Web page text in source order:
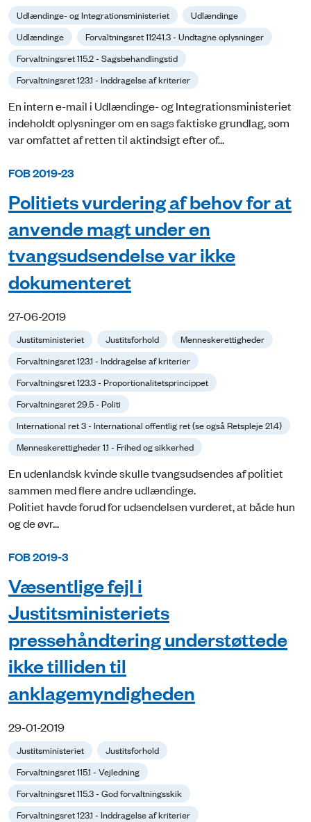
Udlændinge- og Integrationsministeriet
Udlændinge
Udlændinge
Forvaltningsret 11241.3 - Undtagne oplysninger
Forvaltningsret 115.2 - Sagsbehandlingstid
Forvaltningsret 123.1 - Inddragelse af kriterier
En intern e-mail i Udlændinge- og Integrationsministeriet
indeholdt oplysninger om en sags faktiske grundlag, som
var omfattet af retten til aktindsigt efter of...
FOB 2019-23
Politiets vurdering af behov for at
anvende magt under en
tvangsudsendelse var ikke
dokumenteret
27-06-2019
Justitsministeriet Justitsforhold
Menneskerettigheder
Forvaltningsret 123.1 - Inddragelse af kriterier
Forvaltningsret 123.3 - Proportionalitetsprincippet
Forvaltningsret 29.5 - Politi
International ret 3 - International offentlig ret (se også Retspleje 21.4)
Menneskerettigheder 1.1 - Frihed og sikkerhed
En udenlandsk kvinde skulle tvangsudsendes af politiet
sammen med flere andre udlændinge.
Politiet havde forud for udsendelsen vurderet, at både hun
og de øvr...
FOB 2019-3
Væsentlige fejl i
Justitsministeriets
pressehåndtering understøttede
ikke tilliden til
anklagemyndigheden
29-01-2019
Justitsministeriet
Justitsforhold
Forvaltningsret 115.1 - Vejledning
Forvaltningsret 115.3 - God forvaltningsskik
Forvaltningsret 123.1 - Inddragelse af kriterier